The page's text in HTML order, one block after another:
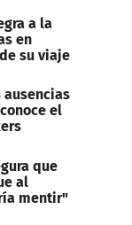
a la
en
su viaje
ausencias
el
que
al
mentir"